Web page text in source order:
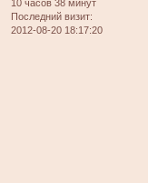
10 часов 38 минут
Последний визит:
2012-08-20 18:17:20